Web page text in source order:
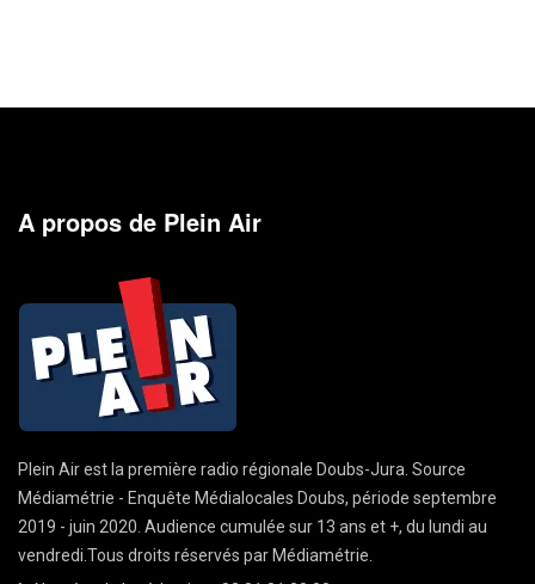
A propos de Plein Air
Plein Air est la première radio régionale Doubs-Jura. Source
Médiamétrie - Enquête Médialocales Doubs, période septembre
2019 - juin 2020. Audience cumulée sur 13 ans et +, du lundi au
vendredi.Tous droits réservés par Médiamétrie.